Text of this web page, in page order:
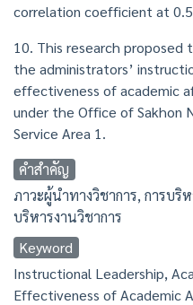
correlation coefficient at
10. This research proposed
the administrators’
effectiveness of academic
under the Office of Sakhon
Service Area 1.
คำสำคัญ
ภาวะผู้นำทางวิชาการ, การบริ
บริหารงานวิชาการ
Keyword
Instructional Leadership,
Effectiveness of Academic